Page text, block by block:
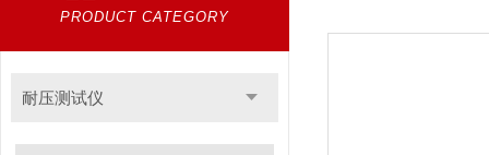
PRODUCT CATEGORY
耐压测试仪